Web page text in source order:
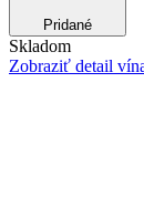
Pridané
Skladom
Zobraziť detail